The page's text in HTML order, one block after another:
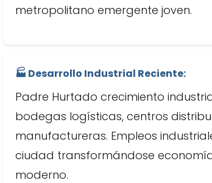
metropolitano emergente joven.
🏭 Desarrollo Industrial Reciente:
Padre Hurtado crecimiento
bodegas logísticas, centros
manufactureras. Empleos
ciudad transformándose
moderno.